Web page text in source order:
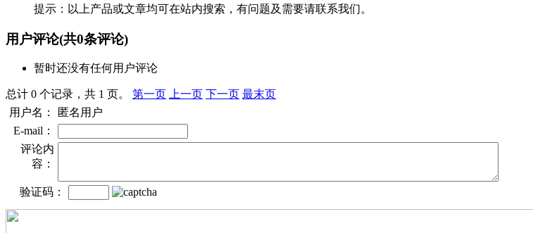
提示：以上产品或文章均可在站内搜索，有问题及需要请联系我们。
用户评论(共0条评论)
暂时还没有任何用户评论
总计 0 个记录，共 1 页。 第一页 上一页 下一页 最末页
用户名：
匿名用户
E-mail：
评论内
容：
验证码：